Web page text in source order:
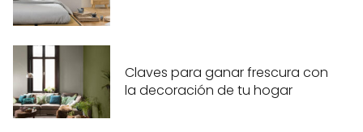
Claves para ganar frescura con
la decoración de tu hogar